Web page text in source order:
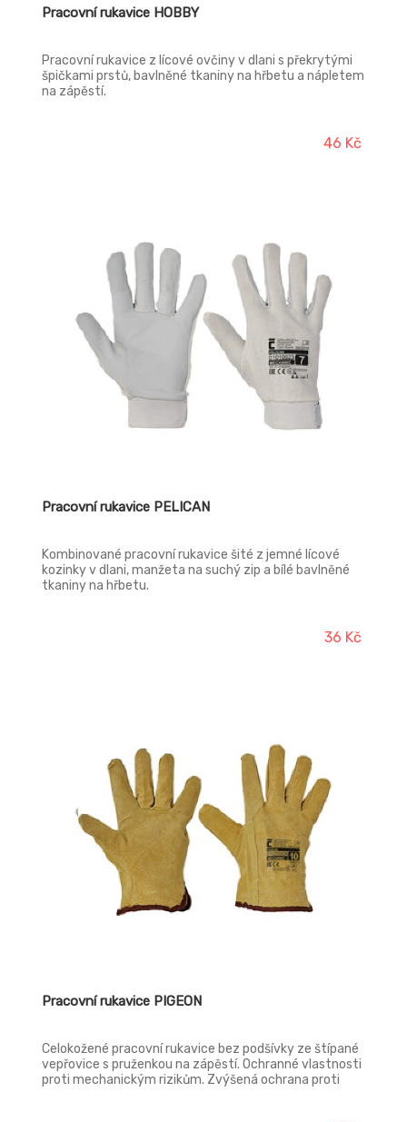
Pracovní rukavice HOBBY
Pracovní rukavice z lícové ovčiny v dlani s překrytými
špičkami prstů, bavlněné tkaniny na hřbetu a nápletem
na zápěstí.
46 Kč
Pracovní rukavice PELICAN
Kombinované pracovní rukavice šité z jemné lícové
kozinky v dlani, manžeta na suchý zip a bílé bavlněné
tkaniny na hřbetu.
36 Kč
Pracovní rukavice PIGEON
Celokožené pracovní rukavice bez podšívky ze štípané
vepřovice s pruženkou na zápěstí. Ochranné vlastnosti
proti mechanickým rizikům. Zvýšená ochrana proti